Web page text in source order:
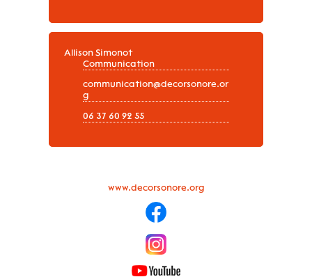
Allison Simonot
Communication
communication@decorsonore.or
g
06 37 60 92 55
www.decorsonore.org